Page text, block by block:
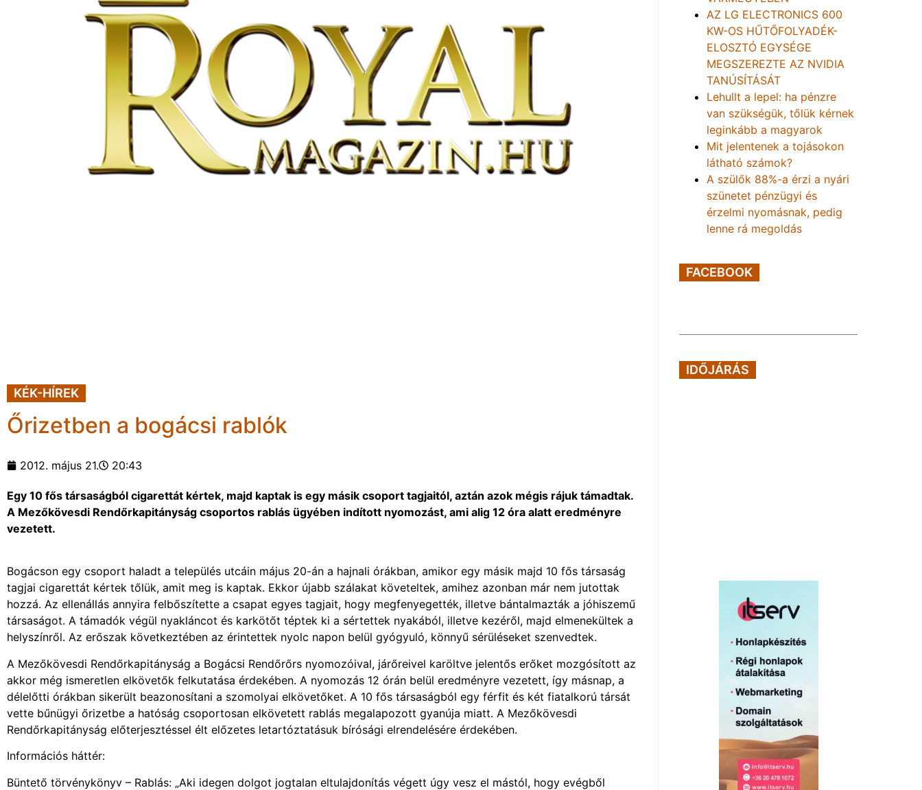
KÉK-HÍREK
Őrizetben a bogácsi rablók
2012. május 21. 20:43
Egy 10 fős társaságból cigarettát kértek, majd kaptak is egy másik csoport tagjaitól, aztán azok mégis rájuk támadtak.
A Mezőkövesdi Rendőrkapitányság csoportos rablás ügyében indított nyomozást, ami alig 12 óra alatt eredményre
vezetett.
Bogácson egy csoport haladt a település utcáin május 20-án a hajnali órákban, amikor egy másik majd 10 fős társaság
tagjai cigarettát kértek tőlük, amit meg is kaptak. Ekkor újabb szálakat követeltek, amihez azonban már nem jutottak
hozzá. Az ellenállás annyira felbőszítette a csapat egyes tagjait, hogy megfenyegették, illetve bántalmazták a jóhiszemű
társaságot. A támadók végül nyakláncot és karkötőt téptek ki a sértettek nyakából, illetve kezéről, majd elmenekültek a
helyszínről. Az erőszak következtében az érintettek nyolc napon belül gyógyuló, könnyű sérüléseket szenvedtek.
A Mezőkövesdi Rendőrkapitányság a Bogácsi Rendőrőrs nyomozóival, járőreivel karöltve jelentős erőket mozgósított az
akkor még ismeretlen elkövetők felkutatása érdekében. A nyomozás 12 órán belül eredményre vezetett, így másnap, a
délelőtti órákban sikerült beazonosítani a szomolyai elkövetőket. A 10 fős társaságból egy férfit és két fiatalkorú társát
vette bűnügyi őrizetbe a hatóság csoportosan elkövetett rablás megalapozott gyanúja miatt. A Mezőkövesdi
Rendőrkapitányság előterjesztéssel élt előzetes letartóztatásuk bírósági elrendelésére érdekében.
Információs háttér:
Büntető törvénykönyv – Rablás: „Aki idegen dolgot jogtalan eltulajdonítás végett úgy vesz el mástól, hogy evégből
AZ LG ELECTRONICS 600
KW-OS HŰTŐFOLYADÉK-
ELOSZTÓ EGYSÉGE
MEGSZEREZTE AZ NVIDIA
TANÚSÍTÁSÁT
Lehullt a lepel: ha pénzre
van szükségük, tőlük kérnek
leginkább a magyarok
Mit jelentenek a tojásokon
látható számok?
A szülők 88%-a érzi a nyári
szünetet pénzügyi és
érzelmi nyomásnak, pedig
lenne rá megoldás
FACEBOOK
IDŐJÁRÁS